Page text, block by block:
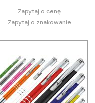
Zapytaj o cenę
Zapytaj o znakowanie